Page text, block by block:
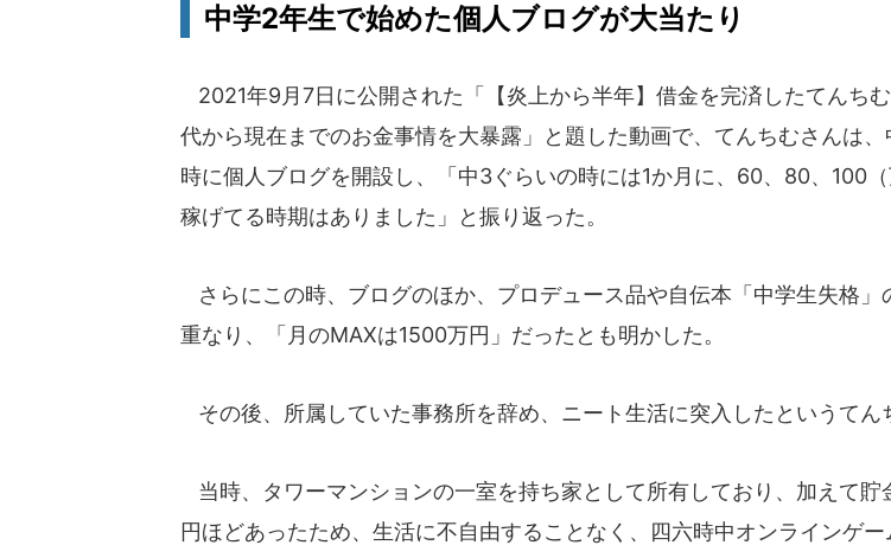
中学2年生で始めた個人ブログが大当たり
2021年9月7日に公開された「【炎上から半年】借金を完済したてんち
代から現在までのお金事情を大暴露」と題した動画で、てんちむさんは
時に個人ブログを開設し、「中3ぐらいの時には1か月に、60、80、100
稼げてる時期はありました」と振り返った。
さらにこの時、ブログのほか、プロデュース品や自伝本「中学生失格」
重なり、「月のMAXは1500万円」だったとも明かした。
その後、所属していた事務所を辞め、ニート生活に突入したというてん
当時、タワーマンションの一室を持ち家として所有しており、加えて
円ほどあったため、生活に不自由することなく、四六時中オンラインゲー